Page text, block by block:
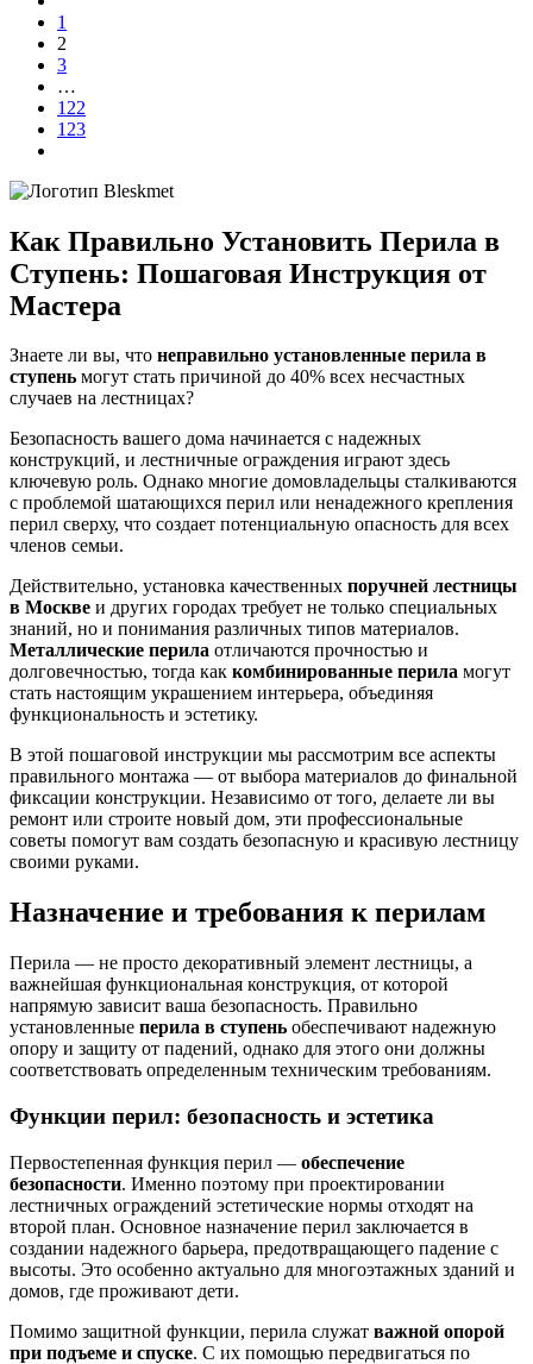
1
2
3
…
122
123
Как Правильно Установить Перила в
Ступень: Пошаговая Инструкция от
Мастера
Знаете ли вы, что неправильно установленные перила в
ступень могут стать причиной до 40% всех несчастных
случаев на лестницах?
Безопасность вашего дома начинается с надежных
конструкций, и лестничные ограждения играют здесь
ключевую роль. Однако многие домовладельцы сталкиваются
с проблемой шатающихся перил или ненадежного крепления
перил сверху, что создает потенциальную опасность для всех
членов семьи.
Действительно, установка качественных поручней лестницы
в Москве и других городах требует не только специальных
знаний, но и понимания различных типов материалов.
Металлические перила отличаются прочностью и
долговечностью, тогда как комбинированные перила могут
стать настоящим украшением интерьера, объединяя
функциональность и эстетику.
В этой пошаговой инструкции мы рассмотрим все аспекты
правильного монтажа — от выбора материалов до финальной
фиксации конструкции. Независимо от того, делаете ли вы
ремонт или строите новый дом, эти профессиональные
советы помогут вам создать безопасную и красивую лестницу
своими руками.
Назначение и требования к перилам
Перила — не просто декоративный элемент лестницы, а
важнейшая функциональная конструкция, от которой
напрямую зависит ваша безопасность. Правильно
установленные перила в ступень обеспечивают надежную
опору и защиту от падений, однако для этого они должны
соответствовать определенным техническим требованиям.
Функции перил: безопасность и эстетика
Первостепенная функция перил — обеспечение
безопасности. Именно поэтому при проектировании
лестничных ограждений эстетические нормы отходят на
второй план. Основное назначение перил заключается в
создании надежного барьера, предотвращающего падение с
высоты. Это особенно актуально для многоэтажных зданий и
домов, где проживают дети.
Помимо защитной функции, перила служат важной опорой
при подъеме и спуске. С их помощью передвигаться по